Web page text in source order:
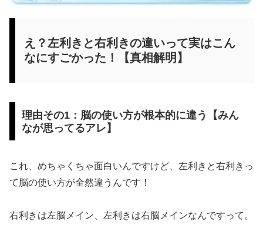
え？左利きと右利きの違いって実はこん
なにすごかった！【真相解明】
理由その1：脳の使い方が根本的に違う【みん
なが思ってるアレ】
これ、めちゃくちゃ面白いんですけど、左利きと右利きっ
て脳の使い方が全然違うんです！
右利きは左脳メイン、左利きは右脳メインなんですって。